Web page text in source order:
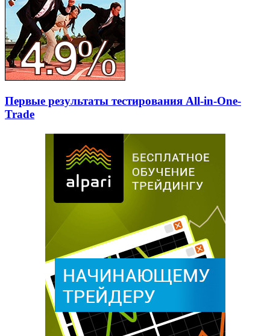
Первые результаты тестирования All-in-One-
Trade